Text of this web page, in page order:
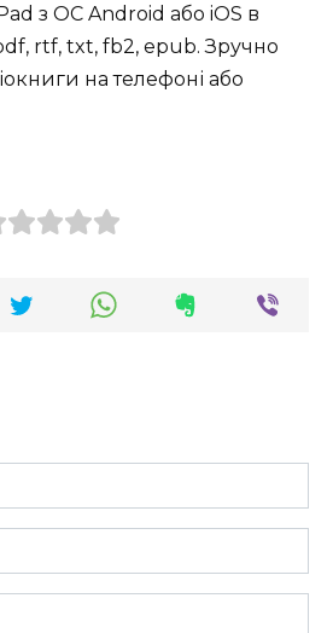
з ОС Android або iOS в
rtf, txt, fb2, epub. Зручно
на телефоні або